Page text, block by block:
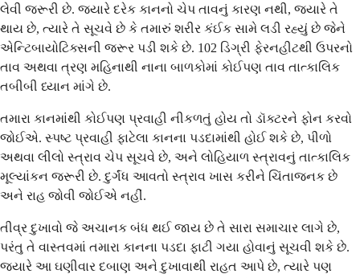
લેવી જરૂરી છે. જ્યારે દરેક કાનનો ચેપ તાવનું કારણ નથી, જ્યારે તે
થાય છે, ત્યારે તે સૂચવે છે કે તમારું શરીર કંઈક સામે લડી રહ્યું છે જેને
એન્ટિબાયોટિક્સની જરૂર પડી શકે છે. 102 ડિગ્રી ફેરનહીટથી ઉપરનો
તાવ અથવા ત્રણ મહિનાથી નાના બાળકોમાં કોઈપણ તાવ તાત્કાલિક
તબીબી ધ્યાન માંગે છે.
તમારા કાનમાંથી કોઈપણ પ્રવાહી નીકળતું હોય તો ડૉક્ટરને ફોન કરવો
જોઈએ. સ્પષ્ટ પ્રવાહી ફાટેલા કાનના પડદામાંથી હોઈ શકે છે, પીળો
અથવા લીલો સ્ત્રાવ ચેપ સૂચવે છે, અને લોહિયાળ સ્ત્રાવનું તાત્કાલિક
મૂલ્યાંકન જરૂરી છે. દુર્ગંધ આવતો સ્ત્રાવ ખાસ કરીને ચિંતાજનક છે
અને રાહ જોવી જોઈએ નહીં.
તીવ્ર દુખાવો જે અચાનક બંધ થઈ જાય છે તે સારા સમાચાર લાગે છે,
પરંતુ તે વાસ્તવમાં તમારા કાનના પડદા ફાટી ગયા હોવાનું સૂચવી શકે છે.
જ્યારે આ ઘણીવાર દબાણ અને દુખાવાથી રાહત આપે છે, ત્યારે પણ